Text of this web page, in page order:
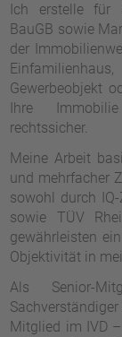
Ich erstelle für
BauGB sowie
der
Gewerbeobjekt
Ihre
rechtssicher.
Meine Arbeit
und mehrfacher
sowohl durch
sowie TÜV
gewährleisten
Objektivität in
Als Senior-
Mitglied im IVD